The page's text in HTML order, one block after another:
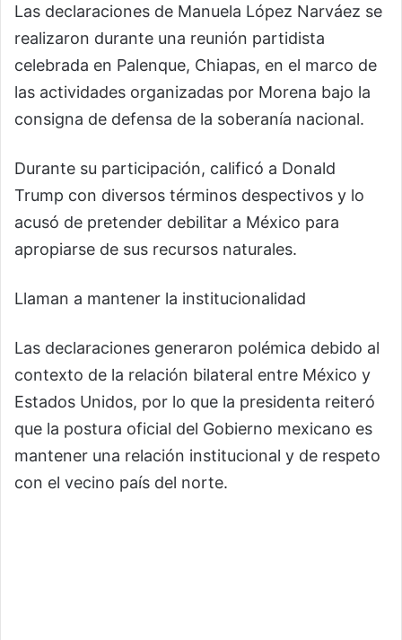
Las declaraciones de Manuela López Narváez se
realizaron durante una reunión partidista
celebrada en Palenque, Chiapas, en el marco de
las actividades organizadas por Morena bajo la
consigna de defensa de la soberanía nacional.
Durante su participación, calificó a Donald
Trump con diversos términos despectivos y lo
acusó de pretender debilitar a México para
apropiarse de sus recursos naturales.
Llaman a mantener la institucionalidad
Las declaraciones generaron polémica debido al
contexto de la relación bilateral entre México y
Estados Unidos, por lo que la presidenta reiteró
que la postura oficial del Gobierno mexicano es
mantener una relación institucional y de respeto
con el vecino país del norte.